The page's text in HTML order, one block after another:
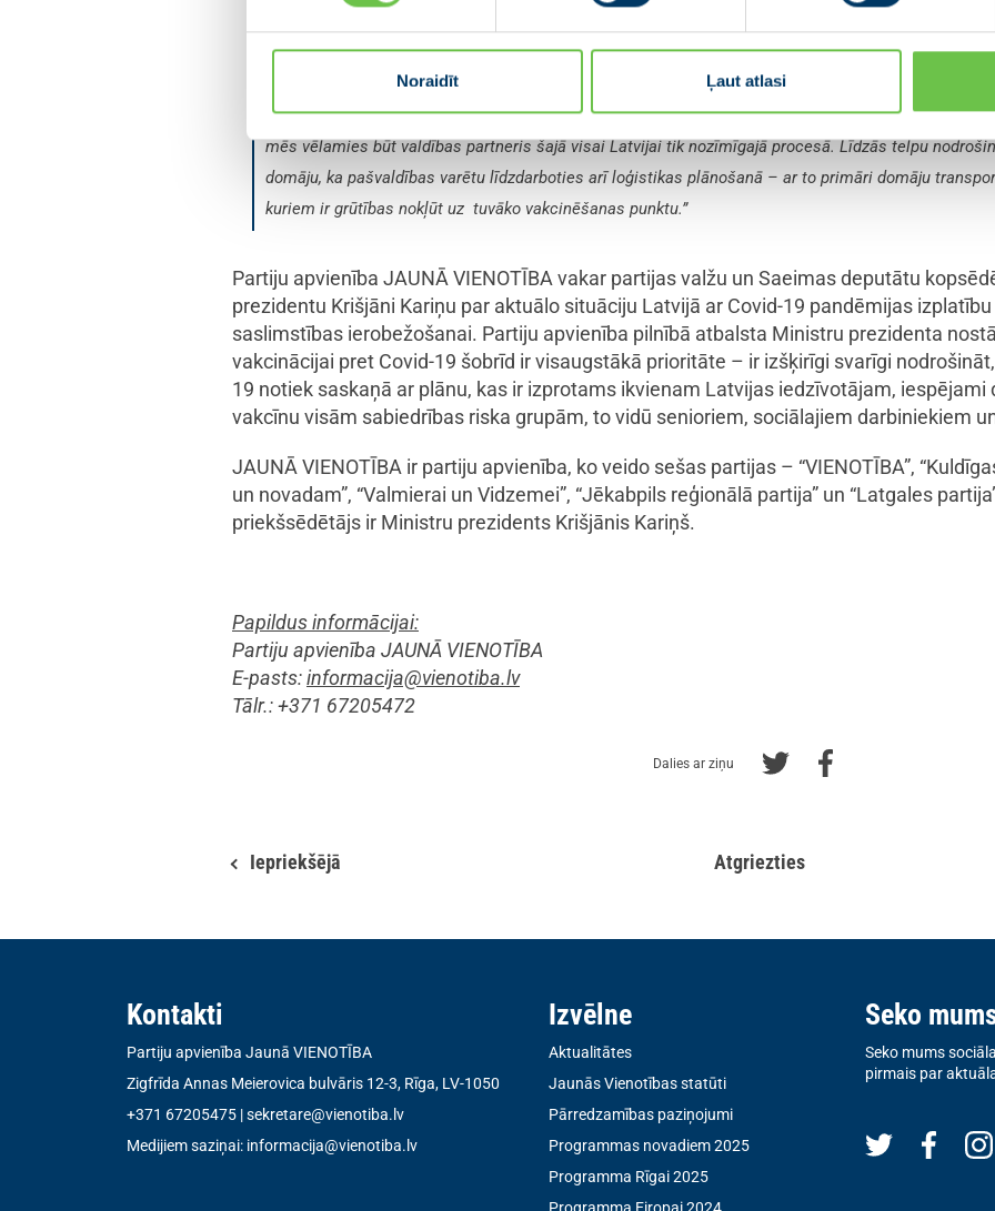
Noraidīt Ļaut atlasi
Jānis Rozenbergs, Cēsu novada domes priekšsēdētājs: “Pašvaldības ir
mēs vēlamies būt valdības partneris šajā visai Latvijai tik nozīmīgajā procesā. Līdzās telpu
domāju, ka pašvaldības varētu līdzdarboties arī loģistikas plānošanā – ar to primāri domāju
kuriem ir grūtības nokļūt uz tuvāko vakcinēšanas punktu.”
Partiju apvienība JAUNĀ VIENOTĪBA vakar partijas valžu un Saeimas deputātu
prezidentu Krišjāni Kariņu par aktuālo situāciju Latvijā ar Covid-19 pandēmijas
saslimstības ierobežošanai. Partiju apvienība pilnībā atbalsta Ministru prezidenta
vakcinācijai pret Covid-19 šobrīd ir visaugstākā prioritāte – ir izšķirīgi svarīgi
19 notiek saskaņā ar plānu, kas ir izprotams ikvienam Latvijas iedzīvotājam,
vakcīnu visām sabiedrības riska grupām, to vidū senioriem, sociālajiem darbiniekiem
JAUNĀ VIENOTĪBA ir partiju apvienība, ko veido sešas partijas – “VIENOTĪBA”,
un novadam”, “Valmierai un Vidzemei”, “Jēkabpils reģionālā partija” un “Latgales
priekšsēdētājs ir Ministru prezidents Krišjānis Kariņš.
Papildus informācijai:
Partiju apvienība JAUNĀ VIENOTĪBA
E-pasts:informacija@vienotiba.lv
Tālr.: +371 67205472
Dalies ar ziņu
Iepriekšējā Atgriezties
Kontakti
Partiju apvienība Jaunā VIENOTĪBA
Zigfrīda Annas Meierovica bulvāris 12-3, Rīga, LV-1050
+371 67205475 |sekretare@vienotiba.lv
Medijiem saziņai: informacija@vienotiba.lv
Izvēlne
Aktualitātes
Jaunās Vienotības statūti
Pārredzamības paziņojumi
Programmas novadiem 2025
Programma Rīgai 2025
Seko
Seko mums
pirmais par